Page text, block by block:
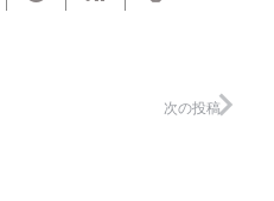
次の投稿